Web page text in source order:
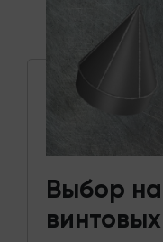
Выбор